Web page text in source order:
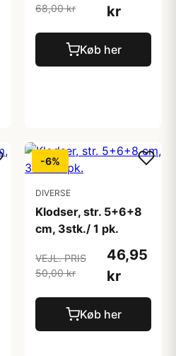
68,00 kr kr
Køb her
-6%
DIVERSE
Klodser, str. 5+6+8
cm, 3stk./ 1 pk.
VEJL. PRIS
50,00 kr
46,95
kr
Køb her